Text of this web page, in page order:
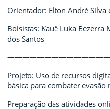
Orientador: Elton André Silva
Bolsistas: Kauê Luka Bezerra
dos Santos
Projeto: Uso de recursos
básica para combater
Preparação das atividades